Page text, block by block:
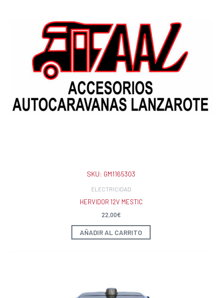
SKU: GM1165303
ELECTRICIDAD
HERVIDOR 12V MESTIC
22,00€
AÑADIR AL CARRITO